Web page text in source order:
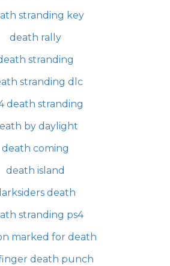
stranding key
death rally
stranding
stranding dlc
death stranding
by daylight
death coming
death island
death
stranding ps4
marked for death
death punch